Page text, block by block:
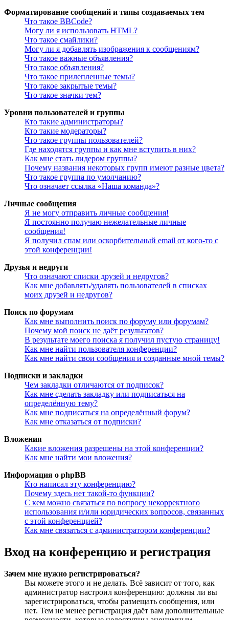
Форматирование сообщений и типы создаваемых тем
Что такое BBCode?
Могу ли я использовать HTML?
Что такое смайлики?
Могу ли я добавлять изображения к сообщениям?
Что такое важные объявления?
Что такое объявления?
Что такое прилепленные темы?
Что такое закрытые темы?
Что такое значки тем?
Уровни пользователей и группы
Кто такие администраторы?
Кто такие модераторы?
Что такое группы пользователей?
Где находятся группы и как мне вступить в них?
Как мне стать лидером группы?
Почему названия некоторых групп имеют разные цвета?
Что такое группа по умолчанию?
Что означает ссылка «Наша команда»?
Личные сообщения
Я не могу отправить личные сообщения!
Я постоянно получаю нежелательные личные
сообщения!
Я получил спам или оскорбительный email от кого-то с
этой конференции!
Друзья и недруги
Что означают списки друзей и недругов?
Как мне добавлять/удалять пользователей в списках
моих друзей и недругов?
Поиск по форумам
Как мне выполнить поиск по форуму или форумам?
Почему мой поиск не даёт результатов?
В результате моего поиска я получил пустую страницу!
Как мне найти пользователя конференции?
Как мне найти свои сообщения и созданные мной темы?
Подписки и закладки
Чем закладки отличаются от подписок?
Как мне сделать закладку или подписаться на
определённую тему?
Как мне подписаться на определённый форум?
Как мне отказаться от подписки?
Вложения
Какие вложения разрешены на этой конференции?
Как мне найти мои вложения?
Информация о phpBB
Кто написал эту конференцию?
Почему здесь нет такой-то функции?
С кем можно связаться по вопросу некорректного
использования и/или юридических вопросов, связанных
с этой конференцией?
Как мне связаться с администратором конференции?
Вход на конференцию и регистрация
Зачем мне нужно регистрироваться?
Вы можете этого и не делать. Всё зависит от того, как
администратор настроил конференцию: должны ли вы
зарегистрироваться, чтобы размещать сообщения, или
нет. Тем не менее регистрация даёт вам дополнительные